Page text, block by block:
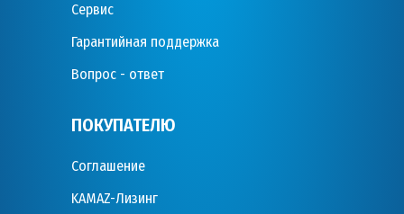
Сервис
Гарантийная поддержка
Вопрос - ответ
ПОКУПАТЕЛЮ
Соглашение
KAMAZ-Лизинг